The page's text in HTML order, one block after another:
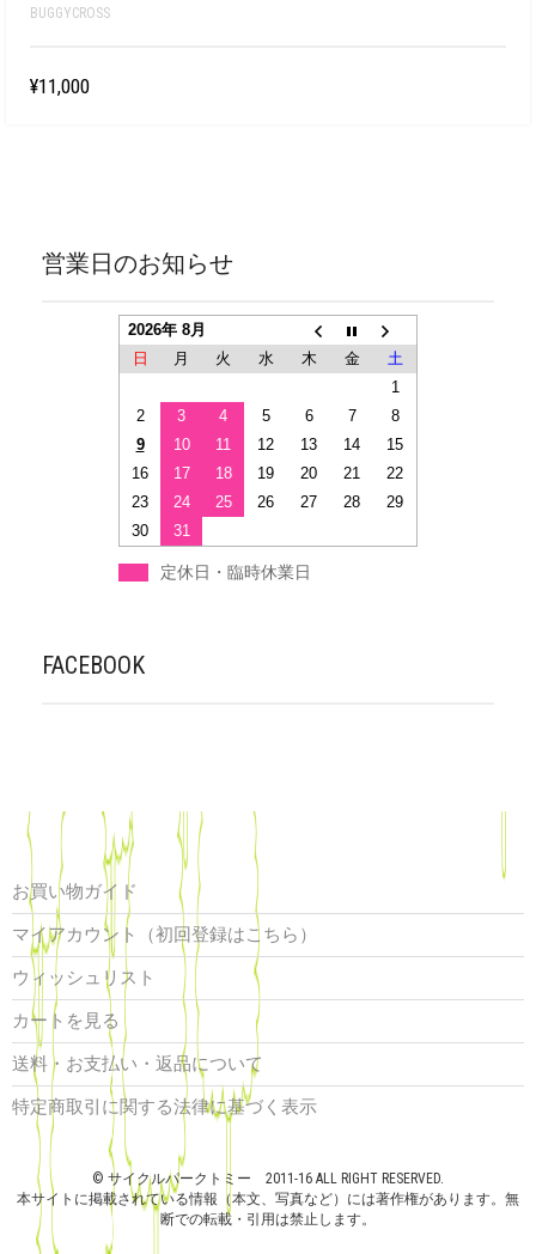
BUGGYCROSS
¥11,000
営業日のお知らせ
2026年 8月
日
月 火 水 木 金
土
1
2
3 4 5 6 7
8
9
10 11 12 13 14
15
16
17 18 19 20 21
22
23
24 25 26 27 28
29
30
31
定休日・臨時休業日
FACEBOOK
お買い物ガイド
マイアカウント（初回登録はこちら）
ウィッシュリスト
カートを見る
送料・お支払い・返品について
特定商取引に関する法律に基づく表示
© サイクルパークトミー 2011-16 ALL RIGHT RESERVED.
本サイトに掲載されている情報（本文、写真など）には著作権があります。無
断での転載・引用は禁止します。